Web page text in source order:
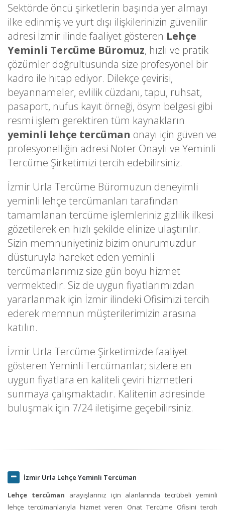
Sektörde öncü şirketlerin başında yer almayı
ilke edinmiş ve yurt dışı ilişkilerinizin güvenilir
adresi İzmir ilinde faaliyet gösteren Lehçe
Yeminli Tercüme Büromuz, hızlı ve pratik
çözümler doğrultusunda size profesyonel bir
kadro ile hitap ediyor. Dilekçe çevirisi,
beyannameler, evlilik cüzdanı, tapu, ruhsat,
pasaport, nüfus kayıt örneği, ösym belgesi gibi
resmi işlem gerektiren tüm kaynakların
yeminli lehçe tercüman onayı için güven ve
profesyonelliğin adresi Noter Onaylı ve Yeminli
Tercüme Şirketimizi tercih edebilirsiniz.
İzmir Urla Tercüme Büromuzun deneyimli
yeminli lehçe tercümanları tarafından
tamamlanan tercüme işlemleriniz gizlilik ilkesi
gözetilerek en hızlı şekilde elinize ulaştırılır.
Sizin memnuniyetiniz bizim onurumuzdur
düsturuyla hareket eden yeminli
tercümanlarımız size gün boyu hizmet
vermektedir. Siz de uygun fiyatlarımızdan
yararlanmak için İzmir ilindeki Ofisimizi tercih
ederek memnun müşterilerimizin arasına
katılın.
İzmir Urla Tercüme Şirketimizde faaliyet
gösteren Yeminli Tercümanlar; sizlere en
uygun fiyatlara en kaliteli çeviri hizmetleri
sunmaya çalışmaktadır. Kalitenin adresinde
buluşmak için 7/24 iletişime geçebilirsiniz.
İzmir Urla Lehçe Yeminli Tercüman
Lehçe tercüman arayışlarınız için alanlarında tecrübeli yeminli
lehçe tercümanlarıyla hizmet veren Onat Tercüme Ofisini tercih